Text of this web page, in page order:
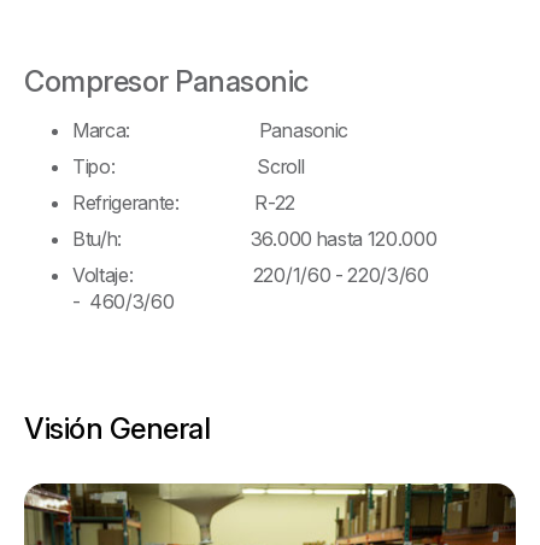
Compresor Panasonic
Marca: Panasonic
Tipo: Scroll
Refrigerante: R-22
Btu/h: 36.000 hasta 120.000
Voltaje: 220/1/60 - 220/3/60
- 460/3/60
Visión General